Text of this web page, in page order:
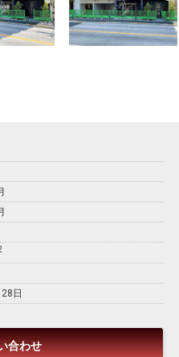
日
合わせ